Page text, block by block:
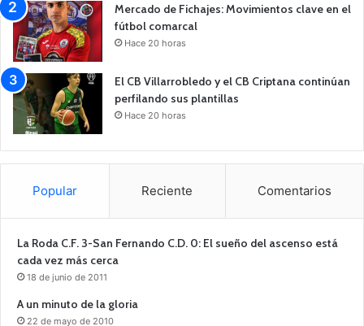
Mercado de Fichajes: Movimientos clave en el
fútbol comarcal
Hace 20 horas
El CB Villarrobledo y el CB Criptana continúan
perfilando sus plantillas
Hace 20 horas
Popular Reciente Comentarios
La Roda C.F. 3-San Fernando C.D. 0: El sueño del ascenso está
cada vez más cerca
18 de junio de 2011
A un minuto de la gloria
22 de mayo de 2010